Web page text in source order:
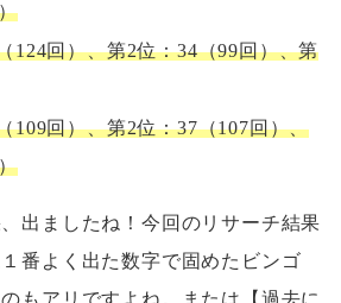
回）、第2位：34（99回）、第
回）、第2位：37（107回）、
出ましたね！今回のリサーチ結果
番よく出た数字で固めたビンゴ
もアリですよね。または【過去に